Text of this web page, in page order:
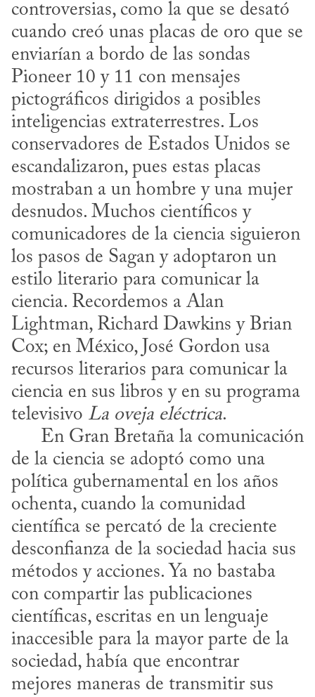
controversias, como la que se desató
cuando creó unas placas de oro que se
enviarían a bordo de las sondas
Pioneer 10 y 11 con mensajes
pictográficos dirigidos a posibles
inteligencias extraterrestres. Los
conservadores de Estados Unidos se
escandalizaron, pues estas placas
mostraban a un hombre y una mujer
desnudos. Muchos científicos y
comunicadores de la ciencia siguieron
los pasos de Sagan y adoptaron un
estilo literario para comunicar la
ciencia. Recordemos a Alan
Lightman, Richard Dawkins y Brian
Cox; en México, José Gordon usa
recursos literarios para comunicar la
ciencia en sus libros y en su programa
televisivo La oveja eléctrica.
de la ciencia se adoptó como una
política gubernamental en los años
ochenta, cuando la comunidad
científica se percató de la creciente
desconfianza de la sociedad hacia sus
métodos y acciones. Ya no bastaba
con compartir las publicaciones
científicas, escritas en un lenguaje
inaccesible para la mayor parte de la
sociedad, había que encontrar
mejores maneras de transmitir sus